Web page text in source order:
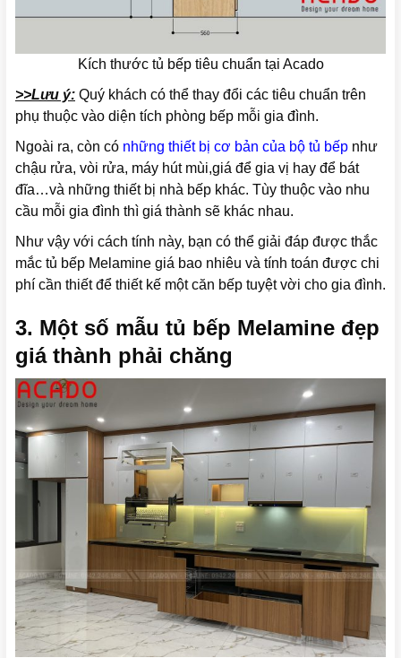
Kích thước tủ bếp tiêu chuẩn tại Acado
>>Lưu ý: Quý khách có thể thay đổi các tiêu chuẩn trên
phụ thuộc vào diện tích phòng bếp mỗi gia đình.
Ngoài ra, còn có những thiết bị cơ bản của bộ tủ bếp như
chậu rửa, vòi rửa, máy hút mùi,giá để gia vị hay để bát
đĩa…và những thiết bị nhà bếp khác. Tùy thuộc vào nhu
cầu mỗi gia đình thì giá thành sẽ khác nhau.
Như vậy với cách tính này, bạn có thể giải đáp được thắc
mắc tủ bếp Melamine giá bao nhiêu và tính toán được chi
phí cần thiết để thiết kế một căn bếp tuyệt vời cho gia đình.
3. Một số mẫu tủ bếp Melamine đẹp
giá thành phải chăng